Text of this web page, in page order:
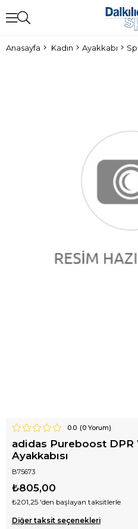
Anasayfa Kadın Ayakkabı
0.0 (0Yorum)
adidas Pureboost DPR
Ayakkabısı
B75673
₺805,00
₺201,25 'den başlayan taksitlerle
Diğer taksit seçenekleri